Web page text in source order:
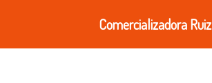
contenido
Comercializadora Ruiz